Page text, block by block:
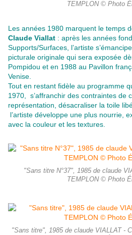
TEMPLON © Photo
Les années 1980 marquent le temps
Claude Viallat : après les années
Supports/Surfaces, l’artiste
picturale originale qui sera exposée
Pompidou et en 1988 au Pavillon
Venise.
Tout en restant fidèle au programme
1970, s’affranchir des contraintes de
représentation, désacraliser la toile
l’artiste développe une plus nourrie,
avec la couleur et les textures.
"Sans titre N°37", 1985 de claude
TEMPLON © Photo
"Sans titre", 1985 de claude VIALLAT -